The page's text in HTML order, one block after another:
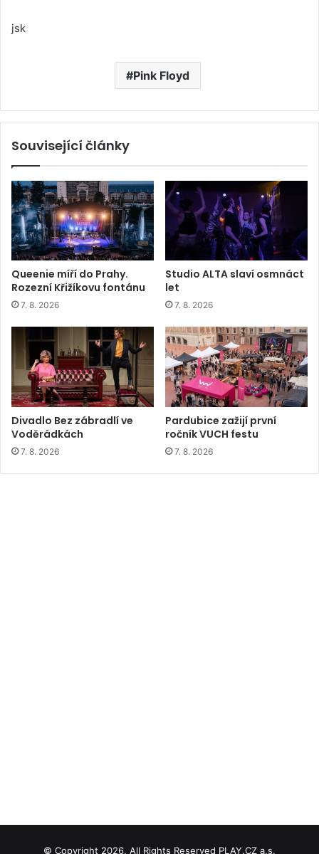
jsk
Pink Floyd
Související články
Queenie míří do Prahy.
Rozezní Křižíkovu fontánu
7. 8. 2026
Studio ALTA slaví osmnáct
let
7. 8. 2026
Divadlo Bez zábradlí ve
Voděrádkách
7. 8. 2026
Pardubice zažijí první
ročník VUCH festu
7. 8. 2026
© Copyright 2026, All Rights Reserved PLAY.CZ a.s.